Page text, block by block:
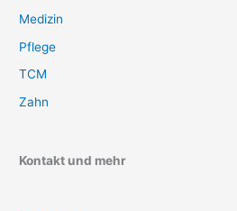
Medizin
Pflege
TCM
Zahn
Kontakt und mehr